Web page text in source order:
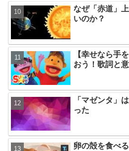
なぜ「赤道」
いのか？
【幸せなら手
おう！歌詞と
「マゼンタ」
った
卵の殻を食べ